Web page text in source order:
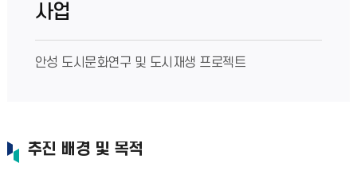
사업
안성 도시문화연구 및 도시재생 프로젝트
추진 배경 및 목적